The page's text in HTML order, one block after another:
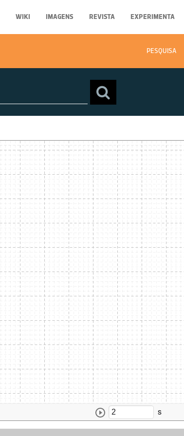
WIKI IMAGENS REVISTA EXPERIMENTA
PESQUISA